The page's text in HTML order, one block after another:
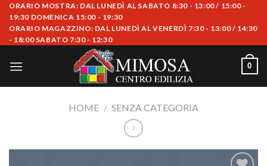
Skip
content
ORARIO MOSTRA: DAL LUNEDÌ AL SABATO 8:30 - 13:00 / 15:00 -
19:30 DOMENICA 15:00 - 19:30
ORARIO MAGAZZINO: DAL LUNEDÌ AL VENERDÌ 7:30 - 13:00 / 14:30
- 18:00 SABATO 7:30 - 12:30
0
HOME / SENZA CATEGORIA